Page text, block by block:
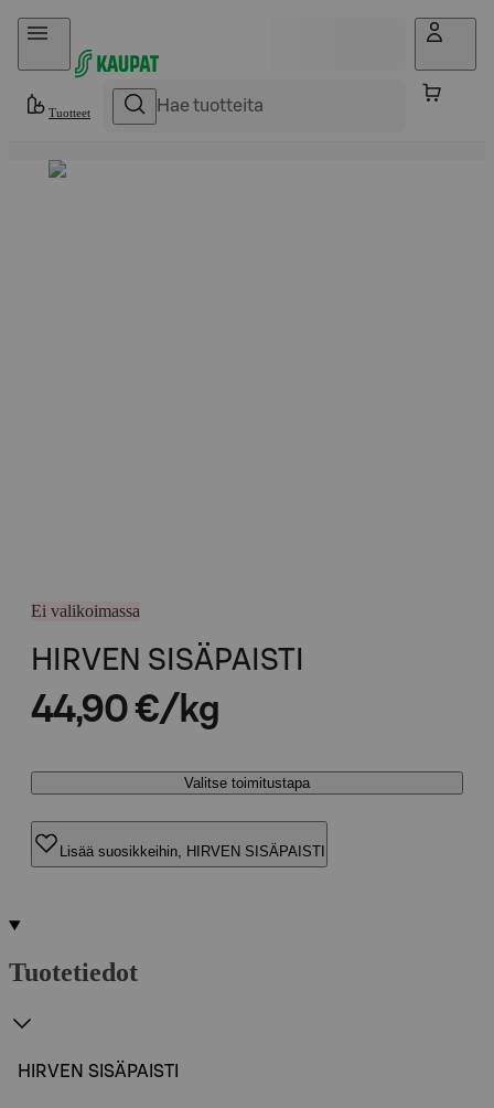
Hyppää sisältöön
Tuotteet
Ei valikoimassa
HIRVEN SISÄPAISTI
44,90 €/kg
Valitse toimitustapa
Lisää suosikkeihin, HIRVEN SISÄPAISTI
Tuotetiedot
HIRVEN SISÄPAISTI